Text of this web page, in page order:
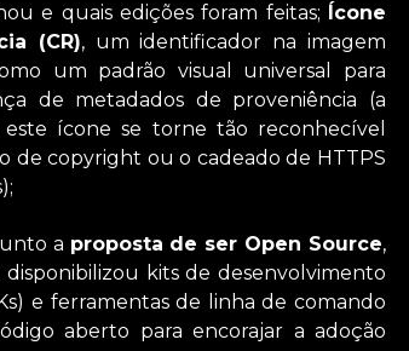
e quais edições foram feitas; Ícone
(CR), um identificador na imagem
um padrão visual universal para
de metadados de proveniência (a
ícone se torne tão reconhecível
de copyright ou o cadeado de HTTPS
a proposta de ser Open Source,
disponibilizou kits de desenvolvimento
e ferramentas de linha de comando
aberto para encorajar a adoção